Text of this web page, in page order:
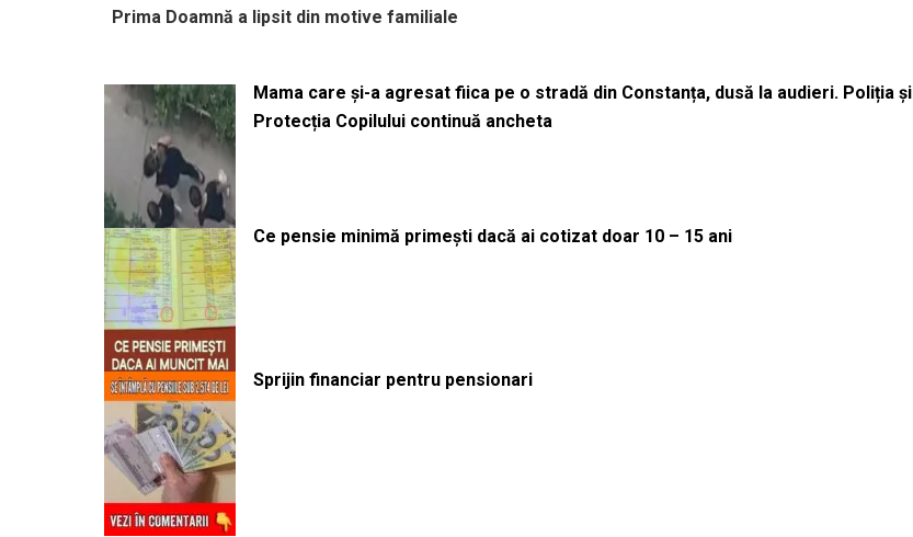
Prima Doamnă a lipsit din motive familiale
Mama care și-a agresat fiica pe o stradă din Constanța, dusă la audieri. Poliția și
Protecția Copilului continuă ancheta
Ce pensie minimă primești dacă ai cotizat doar 10 – 15 ani
Sprijin financiar pentru pensionari